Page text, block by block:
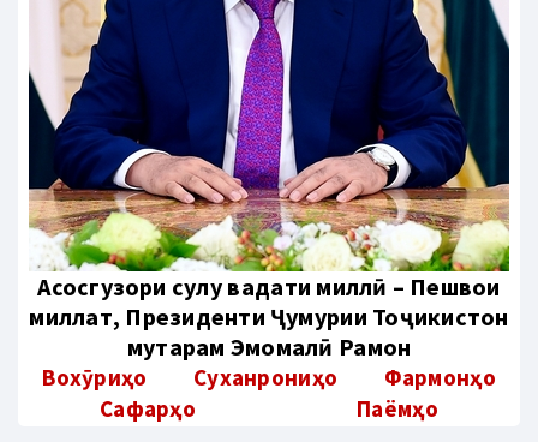
Aсосгузори сулҳу ваҳдати миллӣ – Пешвои
миллат, Президенти Ҷумҳурии Тоҷикистон
муҳтарам Эмомалӣ Раҳмон
Вохӯриҳо Суханрониҳо
Фармонҳо
Сафарҳо
Паёмҳо